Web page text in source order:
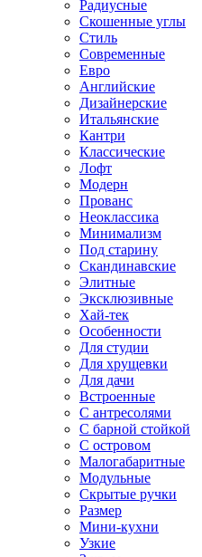
Радиусные
Скошенные углы
Стиль
Современные
Евро
Английские
Дизайнерские
Итальянские
Кантри
Классические
Лофт
Модерн
Прованс
Неоклассика
Минимализм
Под старину
Скандинавские
Элитные
Эксклюзивные
Хай-тек
Особенности
Для студии
Для хрущевки
Для дачи
Встроенные
С антресолями
С барной стойкой
С островом
Малогабаритные
Модульные
Скрытые ручки
Размер
Мини-кухни
Узкие